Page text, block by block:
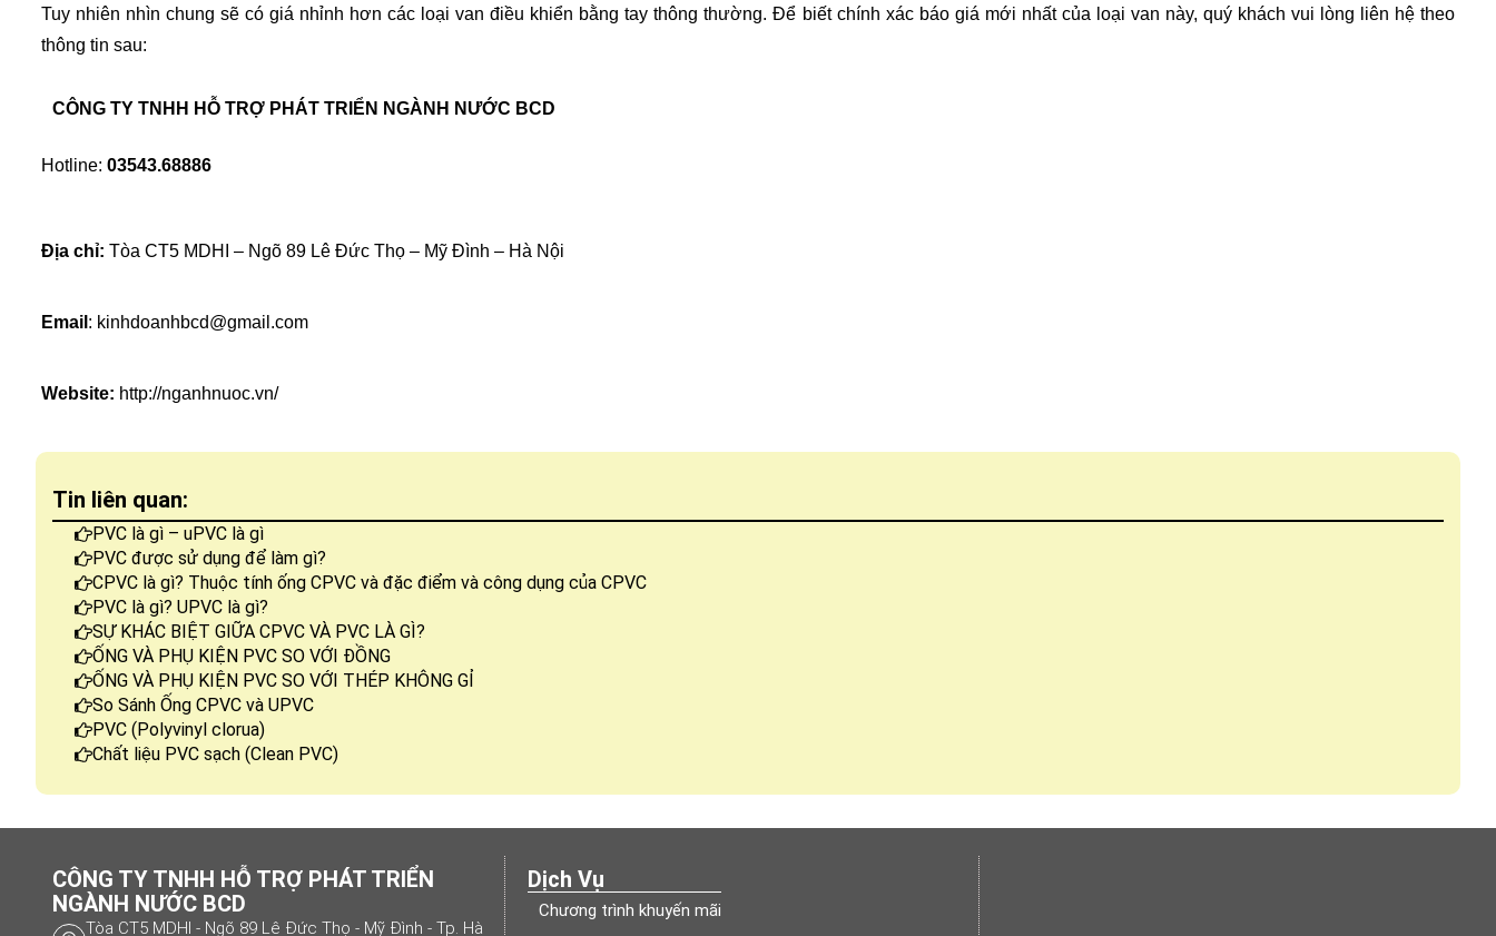
Tuy nhiên nhìn chung sẽ có giá nhỉnh hơn các loại van điều khiển bằng tay thông thường. Để biết chính xác báo giá mới nhất của loại van này, quý khách vui lòng liên hệ theo
thông tin sau:
CÔNG TY TNHH HỖ TRỢ PHÁT TRIỂN NGÀNH NƯỚC BCD
Hotline: 03543.68886
Địa chỉ: Tòa CT5 MDHI – Ngõ 89 Lê Đức Thọ – Mỹ Đình – Hà Nội
Email : kinhdoanhbcd@gmail.com
Website: http://nganhnuoc.vn/
Tin liên quan:
PVC là gì – uPVC là gì
PVC được sử dụng để làm gì?
CPVC là gì? Thuộc tính ống CPVC và đặc điểm và công dụng của CPVC
PVC là gì? UPVC là gì?
SỰ KHÁC BIỆT GIỮA CPVC VÀ PVC LÀ GÌ?
ỐNG VÀ PHỤ KIỆN PVC SO VỚI ĐỒNG
ỐNG VÀ PHỤ KIỆN PVC SO VỚI THÉP KHÔNG GỈ
So Sánh Ống CPVC và UPVC
PVC (Polyvinyl clorua)
Chất liệu PVC sạch (Clean PVC)
CÔNG TY TNHH HỖ TRỢ PHÁT TRIỂN
NGÀNH NƯỚC BCD
Tòa CT5 MDHI - Ngõ 89 Lê Đức Thọ - Mỹ Đình - Tp. Hà
Dịch Vụ
Chương trình khuyến mãi